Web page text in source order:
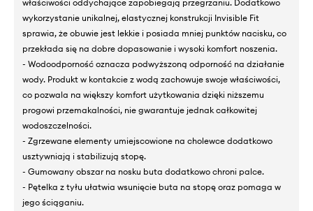
właściwości oddychające zapobiegają przegrzaniu. Dodatkowo
wykorzystanie unikalnej, elastycznej konstrukcji Invisible Fit
sprawia, że obuwie jest lekkie i posiada mniej punktów nacisku, co
przekłada się na dobre dopasowanie i wysoki komfort noszenia.
- Wodoodporność oznacza podwyższoną odporność na działanie
wody. Produkt w kontakcie z wodą zachowuje swoje właściwości,
co pozwala na większy komfort użytkowania dzięki niższemu
progowi przemakalności, nie gwarantuje jednak całkowitej
wodoszczelności.
- Zgrzewane elementy umiejscowione na cholewce dodatkowo
usztywniają i stabilizują stopę.
- Gumowany obszar na nosku buta dodatkowo chroni palce.
- Pętelka z tyłu ułatwia wsunięcie buta na stopę oraz pomaga w
jego ściąganiu.